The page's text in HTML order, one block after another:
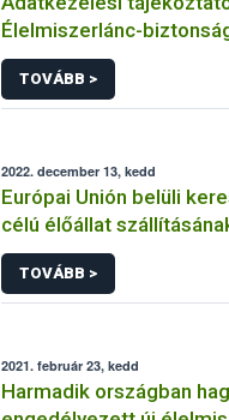
Élelmiszerlánc-
felnőttképzési
kapcsolódó
TOVÁBB >
2022. december 13, kedd
Európai Unión belüli
célú élőállat
állategészségügyi
TOVÁBB >
2021. február 23, kedd
Harmadik országban